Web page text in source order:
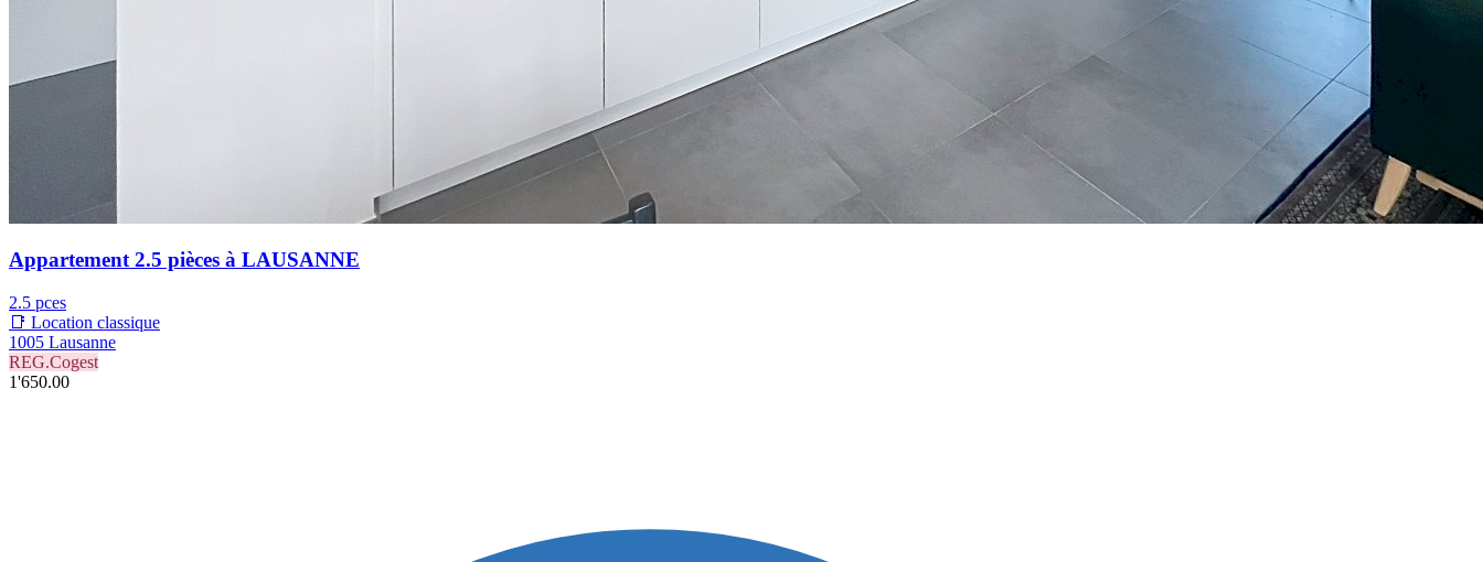
Appartement 2.5 pièces à LAUSANNE
2.5 pces
📑 Location classique
1005 Lausanne
REG.Cogest
1'650.00